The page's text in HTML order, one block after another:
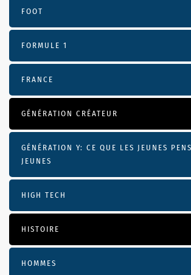
FOOT
FORMULE 1
FRANCE
GÉNÉRATION CRÉATEUR
GÉNÉRATION Y: CE QUE LES JEUNES
JEUNES
HIGH TECH
HISTOIRE
HOMMES